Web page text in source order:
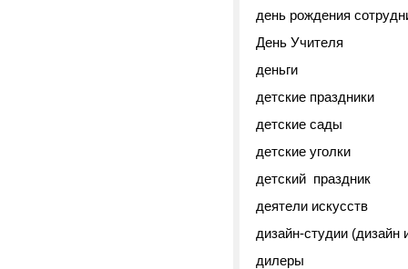
день рождения
День Учителя
деньги
детские праздники
детские сады
детские уголки
детский праздник
деятели искусств
дизайн-студии (дизайн
дилеры